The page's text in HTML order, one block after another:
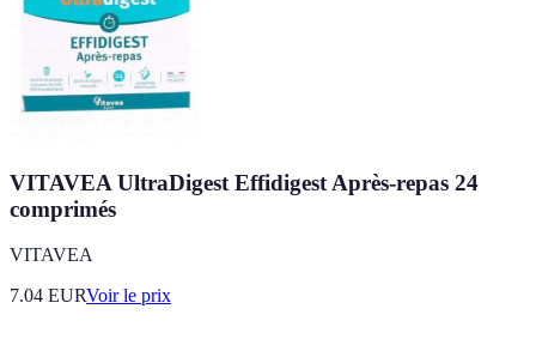
VITAVEA UltraDigest Effidigest Après-repas 24
comprimés
VITAVEA
7.04 EURVoir le prix